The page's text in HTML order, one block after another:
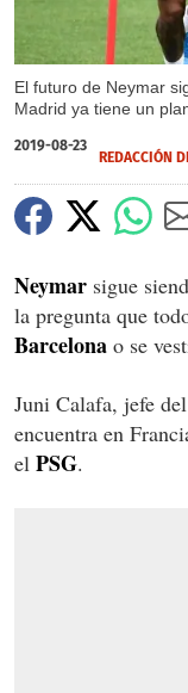
El futuro de Neymar
Madrid ya tiene un
2019-08-23
REDACCIÓN
Neymar sigue
la pregunta que
Barcelona o se
Juni Calafa, jefe
encuentra en
el PSG.